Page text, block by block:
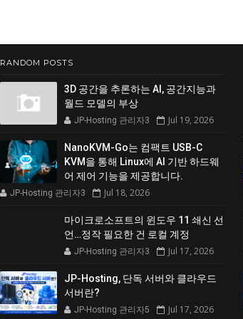
RANDOM POSTS
3D 공간을 추론하는 AI, 공간지능과
월드 모델의 부상
JP-Hosting 관리자3 Jul 19, 2026
NanoKVM-Go는 컴팩트 USB-C
KVM을 통해 Linux에 AI 기반 하드웨
어 제어 기능을 제공합니다.
JP-Hosting 관리자3 Jul 18, 2026
마이크로소프트의 윈도우 11 쇄신 선
언…정작 필요한 건 로컬 계정
JP-Hosting 관리자3 Jul 17, 2026
JP-Hosting, 단독 서버와 클라우드
서버란?
JP-Hosting 관리자5 Jul 17, 2026